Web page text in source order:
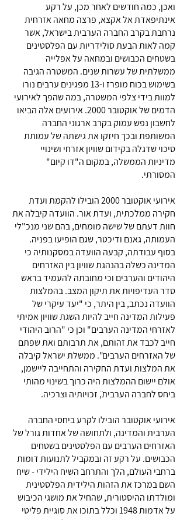
ואכן, כמה חודשים לאחר מכן, על רקע
אינתיפאדת אל אקצא, פרצה מחאה אזרחית
נרחבת בקרב החברה הערבית בישראל, אשר
קמה לאות הבעת סולידריות עם הפלסטינים
בשטחים הכבושים ובמחאה על אפלייה
ממשלתית של עשרות שנים. המשטרה הגיבה
בשימוש בכוח מופרז ו-13 מפגינים ערבים נורו
למוות בידי צלפי המשטרה, במה שהפך לאירועי
הדמים של אוקטובר 2000. אירועים אלה הביאו
לחשבון נפש עמוק בקרב ארגוני החברה
המשותפת ובכך חיזקו את גישתה של עמותת
סיכוי שדגלה בקידום שוויון אזרחי ושינויי
מדיניות הממשלה, במקום ה"דו קיום"
המסורתי.
אירועי אוקטובר 2000 הובילו להקמת ועדת
חקירה ממלכתית, ועדת אור. הוועדה קיבלה את
חוות דעתם של שישה מומחים, בהם שני מנכ"לי
העמותה, גאנם ודיכטר, שגם הופיעו בפניה.
בסוף עבודתה, קבעה הוועדה במסקנותיה כי
המדינה כשלה בהנהגת שוויון בין האזרחים
היהודים והערבים וכי מחובתה להעמיד בראש
סדר העדיפויות את תיקון המצב. בהמלצות
הוועדה נכתב, בין היתר, כי "יעד עיקרי של
פעילות המדינה חייב להיות השגת שוויון אמיתי
לאזרחי המדינה הערבים" וכן כי "הרוב היהודי
חייב לכבד את זהותם, את תרבותם ואת שפתם
של האזרחים הערבים". ממשלת ישראל קיבלה
את המלצות ועדת החקירה והתחייבה ליישמן,
אולם יישום ההמלצות היה כרוך בשינוי מהותי
ביחס לחברה הערבית̈, זכויותיה וצרכיה.
אירועי אוקטובר הובילו לקרע ביחסי החברה
הערבית והמדינה, ולתחושה של אחדות גורל של
האזרחים הערבים עם הפלסטינים בשטחים
הכבושים. על רקע זה ובמקביל לתנועות דומות
ברחבי העולם, הלך והתרחב השיח הילידי - שיח
השם במרכז את הזהות הילידית הפלסטינית
ומולדתו ההיסטורית, שהחיל את מושגי הכיבוש
על אדמות 1948 וכלל בתוכו את סוגיית פליטי